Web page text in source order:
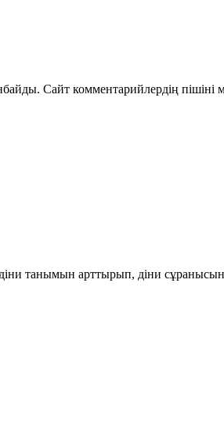
Сайт комментарийлердің пішіні
танымын арттырып, діни